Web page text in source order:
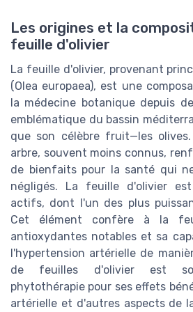
Les origines et la
feuille d'olivier
La feuille d'olivier, provenant
(Olea europaea), est une
la médecine botanique depuis
emblématique du bassin
que son célèbre fruit—les
arbre, souvent moins connus,
de bienfaits pour la santé qui
négligés. La feuille d'olivier
actifs, dont l'un des plus
Cet élément confère à la
antioxydantes notables et sa
l'hypertension artérielle de
de feuilles d'olivier est
phytothérapie pour ses effets
artérielle et d'autres aspects de